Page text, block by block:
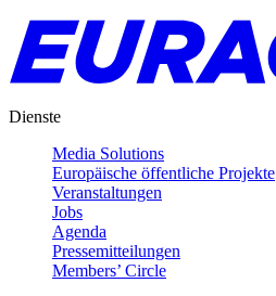
Dienste
Media Solutions
Europäische öffentliche Projekte
Veranstaltungen
Jobs
Agenda
Pressemitteilungen
Members’ Circle